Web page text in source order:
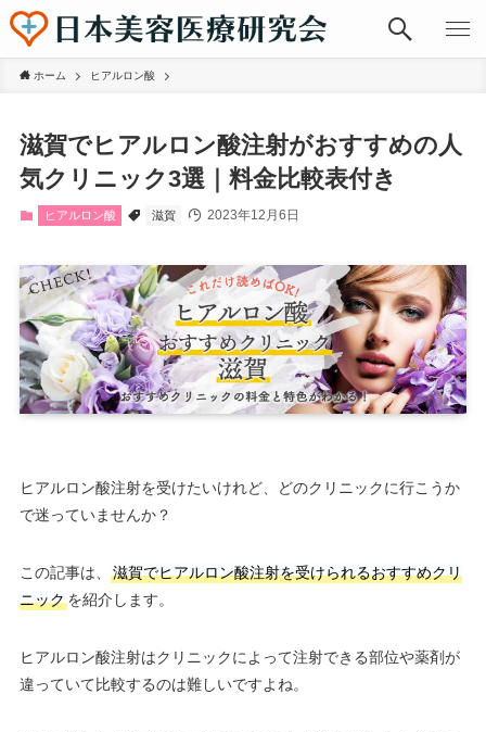
ホーム ヒアルロン酸
滋賀でヒアルロン酸注射がおすすめの人
気クリニック3選｜料金比較表付き
ヒアルロン酸 滋賀 2023年12月6日
ヒアルロン酸注射を受けたいけれど、どのクリニックに行こうか
で迷っていませんか？
この記事は、
滋賀でヒアルロン酸注射を受けられるおすすめクリ
ニックを紹介します。
ヒアルロン酸注射はクリニックによって注射できる部位や薬剤が
違っていて比較するのは難しいですよね。